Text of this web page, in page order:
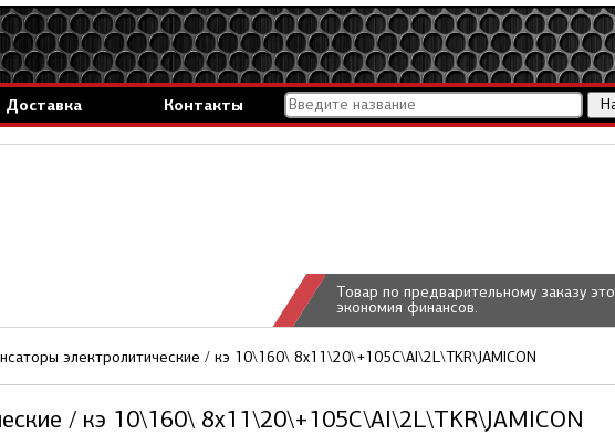
Доставка Контакты
Товар по предварительному заказу это
экономия финансов.
/ кэ 10\160\ 8x11\20\+105C\Al\2L\TKR\JAMICON
электролитические / кэ 10\160\ 8x11\20\+105C\Al\2L\TKR\JAMICON